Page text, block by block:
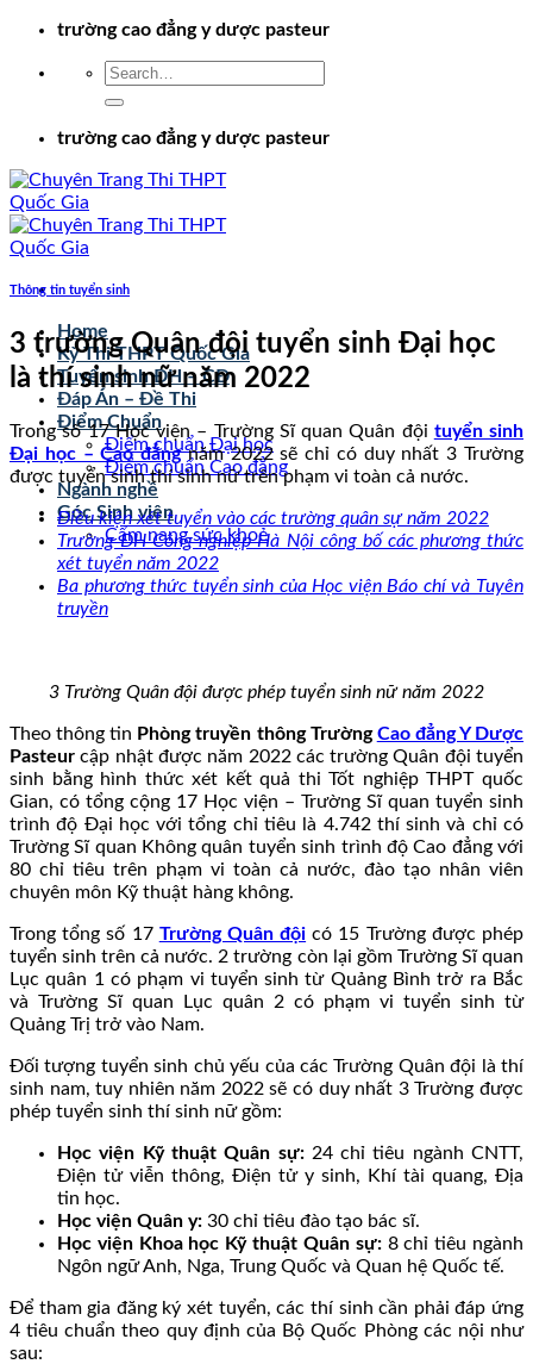
Chuyểntrường cao đẳng y dược pasteur
trường cao đẳng y dược pasteur
Home
Kỳ Thi THPT Quốc Gia
Tuyển sinh ĐH – CĐ
Đáp Án – Đề Thi
Điểm Chuẩn
Điểm chuẩn Đại học
Điểm chuẩn Cao đẳng
Ngành nghề
Góc Sinh viên
Cẩm nang sức khoẻ
Thông tin tuyển sinh
3 trường Quân đội tuyển sinh Đại học
là thí sinh nữ năm 2022
Trong số 17 Học viện – Trường Sĩ quan Quân đội tuyển sinh
Đại học – Cao đẳngnăm 2022 sẽ chỉ có duy nhất 3 Trường
được tuyển sinh thí sinh nữ trên phạm vi toàn cả nước.
Điều kiện xét tuyển vào các trường quân sự năm 2022
Trường ĐH Công nghiệp Hà Nội công bố các phương thức
xét tuyển năm 2022
Ba phương thức tuyển sinh của Học viện Báo chí và Tuyên
truyền
3 Trường Quân đội được phép tuyển sinh nữ năm 2022
Theo thông tin Phòng truyền thông TrườngCao đẳng Y Dược
Pasteur cập nhật được năm 2022 các trường Quân đội tuyển
sinh bằng hình thức xét kết quả thi Tốt nghiệp THPT quốc
Gian, có tổng cộng 17 Học viện – Trường Sĩ quan tuyển sinh
trình độ Đại học với tổng chỉ tiêu là 4.742 thí sinh và chỉ có
Trường Sĩ quan Không quân tuyển sinh trình độ Cao đẳng với
80 chỉ tiêu trên phạm vi toàn cả nước, đào tạo nhân viên
chuyên môn Kỹ thuật hàng không.
Trong tổng số 17 Trường Quân đội có 15 Trường được phép
tuyển sinh trên cả nước. 2 trường còn lại gồm Trường Sĩ quan
Lục quân 1 có phạm vi tuyển sinh từ Quảng Bình trở ra Bắc
và Trường Sĩ quan Lục quân 2 có phạm vi tuyển sinh từ
Quảng Trị trở vào Nam.
Đối tượng tuyển sinh chủ yếu của các Trường Quân đội là thí
sinh nam, tuy nhiên năm 2022 sẽ có duy nhất 3 Trường được
phép tuyển sinh thí sinh nữ gồm:
Học viện Kỹ thuật Quân sự:24 chỉ tiêu ngành CNTT,
Điện tử viễn thông, Điện tử y sinh, Khí tài quang, Địa
tin học.
Học viện Quân y: 30 chỉ tiêu đào tạo bác sĩ.
Học viện Khoa học Kỹ thuật Quân sự:8 chỉ tiêu ngành
Ngôn ngữ Anh, Nga, Trung Quốc và Quan hệ Quốc tế.
Để tham gia đăng ký xét tuyển, các thí sinh cần phải đáp ứng
4 tiêu chuẩn theo quy định của Bộ Quốc Phòng các nội như
sau: